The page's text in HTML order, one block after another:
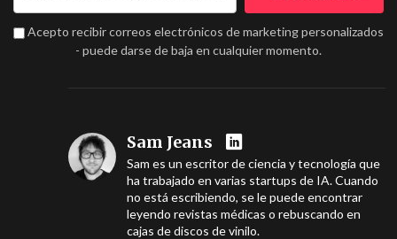
Acepto recibir correos electrónicos de marketing personalizados
- puede darse de baja en cualquier momento.
Sam Jeans
Sam es un escritor de ciencia y tecnología que
ha trabajado en varias startups de IA. Cuando
no está escribiendo, se le puede encontrar
leyendo revistas médicas o rebuscando en
cajas de discos de vinilo.